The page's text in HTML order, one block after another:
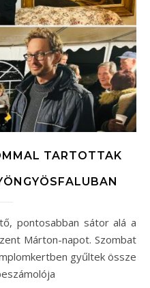
TARTOTTAK
Márton-napot. Szombat
gyűltek össze